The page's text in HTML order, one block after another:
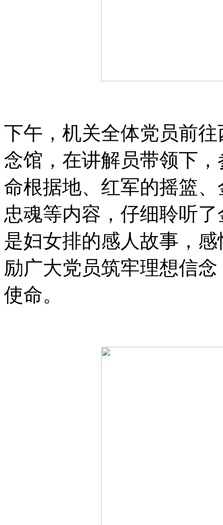
下午，机关全体党员前
念馆，在讲解员带领下
命根据地、红军的摇篮
忠魂等内容，仔细聆听
是妇女排的感人故事，
励广大党员筑牢理想信
使命。